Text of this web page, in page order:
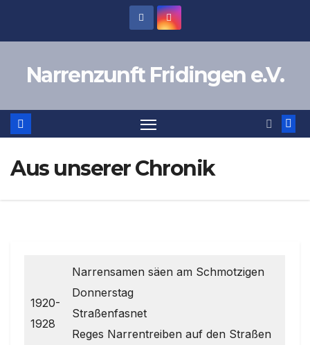
Narrenzunft Fridingen e.V.
Aus unserer Chronik
1920-
1928
Narrensamen säen am Schmotzigen
Donnerstag
Straßenfasnet
Reges Narrentreiben auf den Straßen